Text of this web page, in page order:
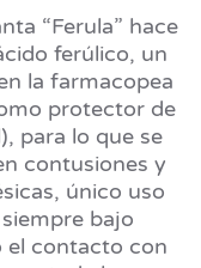
“Ferula” hace
ferúlico, un
la farmacopea
protector de
para lo que se
contusiones y
único uso
bajo
el contacto con